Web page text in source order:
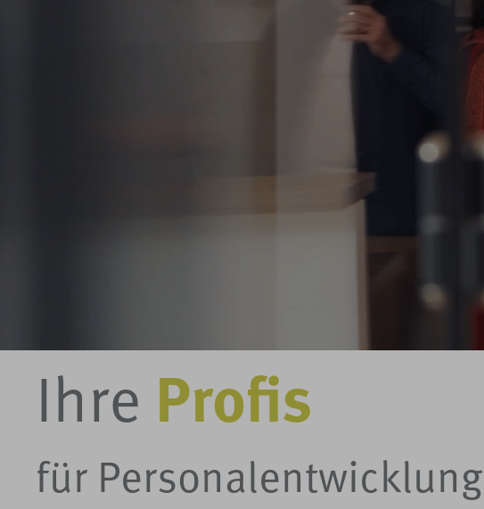
Ihre Profis
für Personalentwicklung